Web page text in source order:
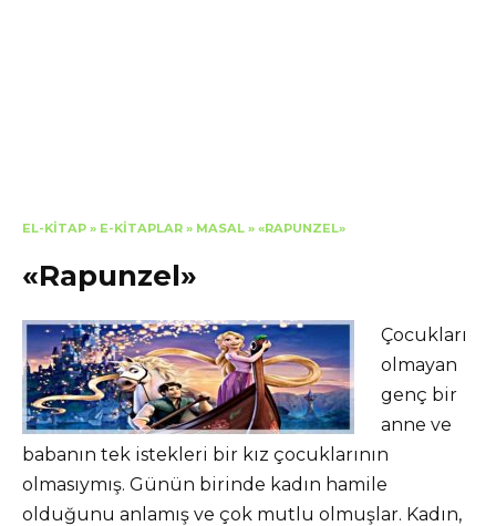
EL-KITAP » E-KITAPLAR » MASAL » «RAPUNZEL»
«Rapunzel»
Çocukları
olmayan
genç bir
anne ve
babanın tek istekleri bir kız çocuklarının
olmasıymış. Günün birinde kadın hamile
olduğunu anlamış ve çok mutlu olmuşlar. Kadın,